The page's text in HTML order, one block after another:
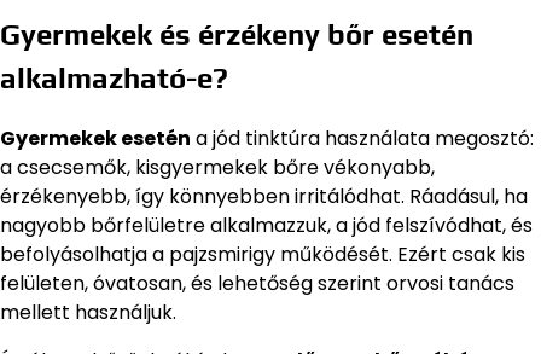
Gyermekek és érzékeny bőr esetén
alkalmazható-e?
Gyermekek esetén a jód tinktúra használata megosztó:
a csecsemők, kisgyermekek bőre vékonyabb,
érzékenyebb, így könnyebben irritálódhat. Ráadásul, ha
nagyobb bőrfelületre alkalmazzuk, a jód felszívódhat, és
befolyásolhatja a pajzsmirigy működését. Ezért csak kis
felületen, óvatosan, és lehetőség szerint orvosi tanács
mellett használjuk.